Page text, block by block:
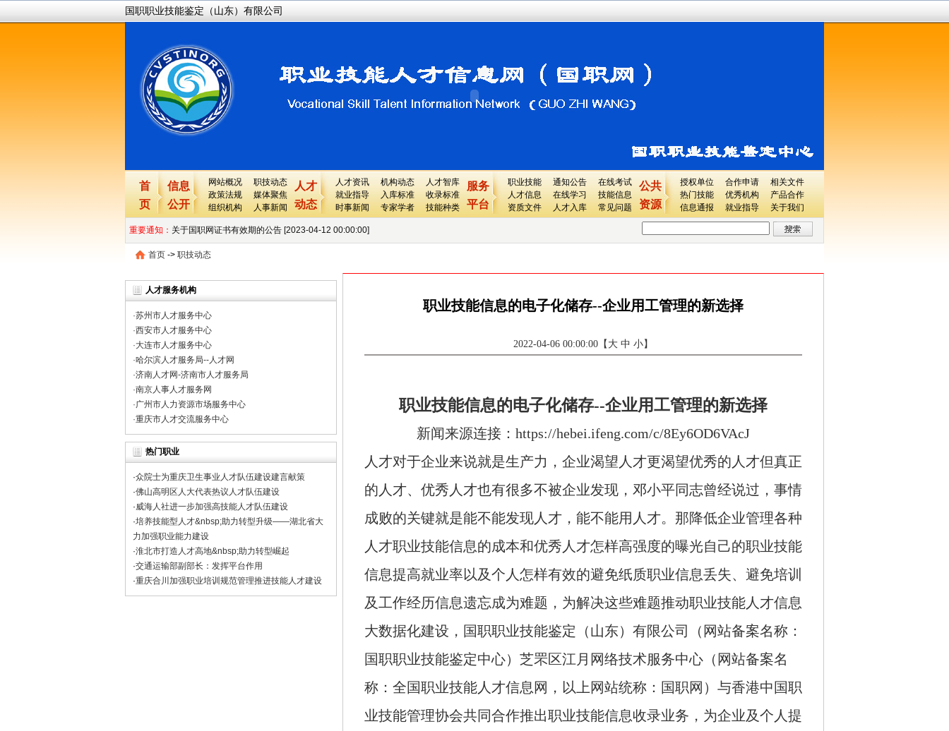
国职职业技能鉴定（山东）有限公司
首
页
信息
公开
网站概况
职技动态
政策法规
媒体聚焦
组织机构
人事新闻
人才
动态
人才资讯 机构动态
人才智库
就业指导
入库标准
收录标准
时事新闻
专家学者 技能种类
服务
平台
职业技能 通知公告
在线考试
人才信息
在线学习
技能信息
资质文件
人才入库 常见问题
公共
资源
授权单位 合作申请
相关文件
热门技能
优秀机构
产品合作
信息通报
就业指导 关于我们
重要通知：
关于国职网证书有效期的公告 [2023-04-12 00:00:00]
关于国职网业务停止的公告 [2023-03-11 00:00:00]
国职网重要提醒及声明 [2022-04-13 00:00:00]
重要说明---关于国职网最新版证书上的各个栏目的详细解释 [2022-04-08 00:00:00]
关于国职网性质、业务等所有问题的常见问题 [2022-04-08 00:00:00]
关于国职网所发证书的重要性 [2022-04-08 00:00:00]
国职网在中华工商时报的登报声明，请避免上当受骗 [2022-04-07 00:00:00]
首页 -> 职技动态
人才服务机构
·苏州市人才服务中心
·西安市人才服务中心
·大连市人才服务中心
·哈尔滨人才服务局--人才网
·济南人才网-济南市人才服务局
·南京人事人才服务网
·广州市人力资源市场服务中心
·重庆市人才交流服务中心
热门职业
·众院士为重庆卫生事业人才队伍建设建言献策
·佛山高明区人大代表热议人才队伍建设
·威海人社进一步加强高技能人才队伍建设
·培养技能型人才&nbsp;助力转型升级——湖北省大
力加强职业能力建设
·淮北市打造人才高地&nbsp;助力转型崛起
·交通运输部副部长：发挥平台作用
·重庆合川加强职业培训规范管理推进技能人才建设
职业技能信息的电子化储存--企业用工管理的新选择
2022-04-06 00:00:00 【 大 中 小】
职业技能信息的电子化储存--企业用工管理的新选择
新闻来源连接：https://hebei.ifeng.com/c/8Ey6OD6VAcJ
人才对于企业来说就是生产力，企业渴望人才更渴望优秀的人才但真正
的人才、优秀人才也有很多不被企业发现，邓小平同志曾经说过，事情
成败的关键就是能不能发现人才，能不能用人才。那降低企业管理各种
人才职业技能信息的成本和优秀人才怎样高强度的曝光自己的职业技能
信息提高就业率以及个人怎样有效的避免纸质职业信息丢失、避免培训
及工作经历信息遗忘成为难题，为解决这些难题推动职业技能人才信息
大数据化建设，国职职业技能鉴定（山东）有限公司（网站备案名称：
国职职业技能鉴定中心）芝罘区江月网络技术服务中心（网站备案名
称：全国职业技能人才信息网，以上网站统称：国职网）与香港中国职
业技能管理协会共同合作推出职业技能信息收录业务，为企业及个人提